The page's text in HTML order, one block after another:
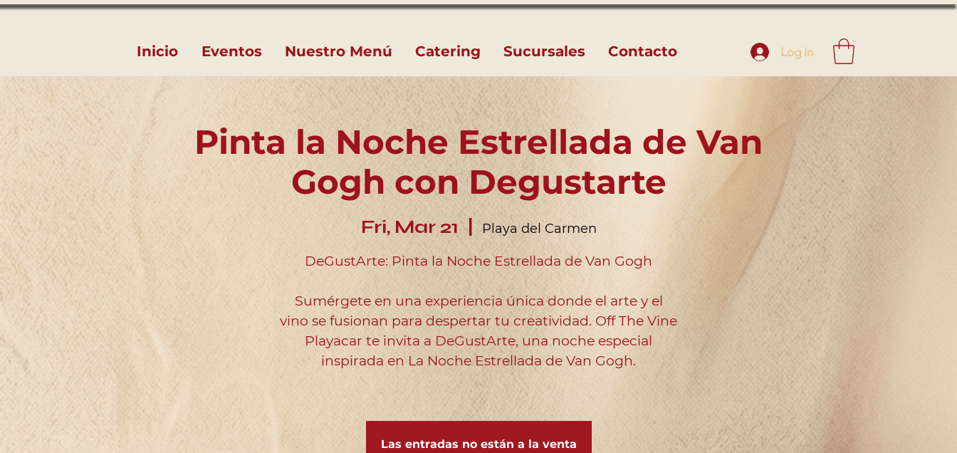
Inicio Eventos Nuestro Menú Catering Sucursales Contacto Log In
Pinta la Noche Estrellada de Van
Gogh con Degustarte
Fri, Mar 21
  |
Playa del Carmen
DeGustArte: Pinta la Noche Estrellada de Van Gogh
Sumérgete en una experiencia única donde el arte y el
vino se fusionan para despertar tu creatividad. Off The Vine
Playacar te invita a DeGustArte, una noche especial
inspirada en La Noche Estrellada de Van Gogh.
Las entradas no están a la venta